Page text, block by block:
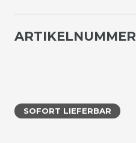
ARTIKELNUMMER
SOFORT LIEFERBAR